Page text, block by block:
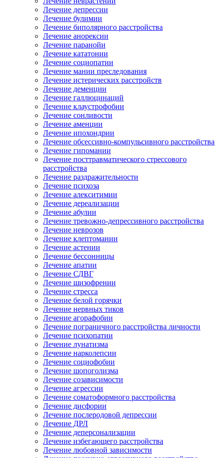
Лечение депрессии
Лечение булимии
Лечение биполярного расстройства
Лечение анорексии
Лечение паранойи
Лечение кататонии
Лечение социопатии
Лечение мании преследования
Лечение истерических расстройств
Лечение деменции
Лечение галлюцинаций
Лечение клаустрофобии
Лечение сонливости
Лечение аменции
Лечение ипохондрии
Лечение обсессивно-компульсивного расстройства
Лечение гипомании
Лечение посттравматического стрессового
расстройства
Лечение раздражительности
Лечение психоза
Лечение алекситимии
Лечение дереализации
Лечение абулии
Лечение тревожно-депрессивного расстройства
Лечение неврозов
Лечение клептомании
Лечение астении
Лечение бессонницы
Лечение апатии
Лечение СДВГ
Лечение шизофрении
Лечение стресса
Лечение белой горячки
Лечение нервных тиков
Лечение агорафобии
Лечение пограничного расстройства личности
Лечение психопатии
Лечение лунатизма
Лечение нарколепсии
Лечение социофобии
Лечение шопоголизма
Лечение созависимости
Лечение агрессии
Лечение соматоформного расстройства
Лечение дисфории
Лечение послеродовой депрессии
Лечение ДРЛ
Лечение деперсонализации
Лечение избегающего расстройства
Лечение любовной зависимости